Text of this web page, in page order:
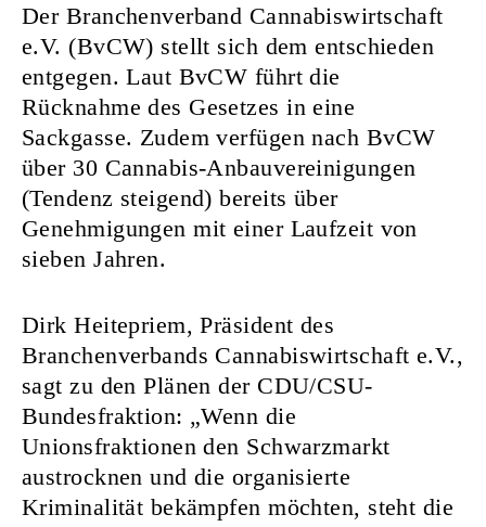
Der Branchenverband Cannabiswirtschaft
e.V. (BvCW) stellt sich dem entschieden
entgegen. Laut BvCW führt die
Rücknahme des Gesetzes in eine
Sackgasse. Zudem verfügen nach BvCW
über 30 Cannabis-Anbauvereinigungen
(Tendenz steigend) bereits über
Genehmigungen mit einer Laufzeit von
sieben Jahren.
Dirk Heitepriem, Präsident des
Branchenverbands Cannabiswirtschaft e.V.,
sagt zu den Plänen der CDU/CSU-
Bundesfraktion: „Wenn die
Unionsfraktionen den Schwarzmarkt
austrocknen und die organisierte
Kriminalität bekämpfen möchten, steht die